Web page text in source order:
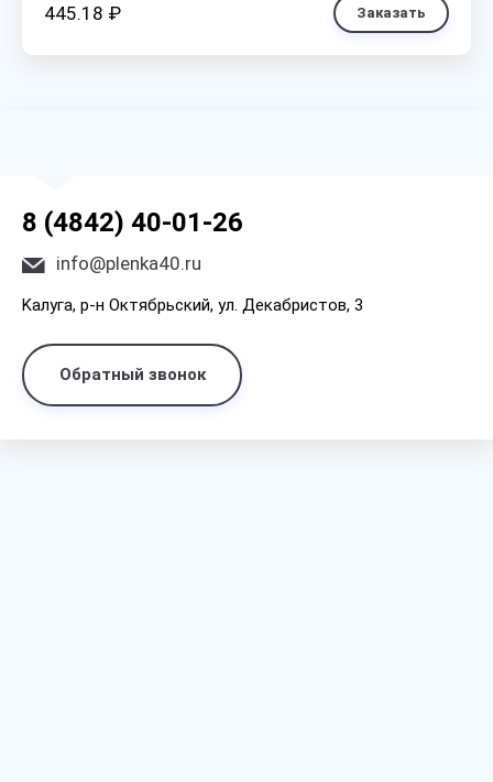
445.18 ₽ Заказать
8 (4842) 40-01-26
info@plenka40.ru
Kaлyгa, p-н Oктябpьcкий, yл. Дeкaбpиcтoв, 3
Обратный звонок